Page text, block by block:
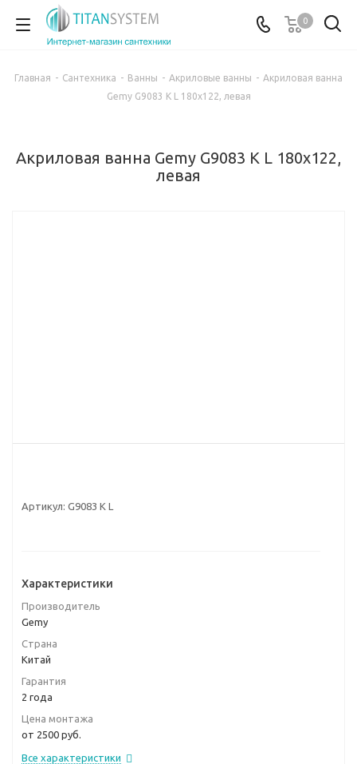
0
Главная - Сантехника - Ванны - Акриловые ванны - Акриловая ванна
Gemy G9083 K L 180х122, левая
Акриловая ванна Gemy G9083 K L 180х122,
левая
Артикул: G9083 K L
Характеристики
Производитель
Gemy
Страна
Китай
Гарантия
2 года
Цена монтажа
от 2500 руб.
Все характеристики